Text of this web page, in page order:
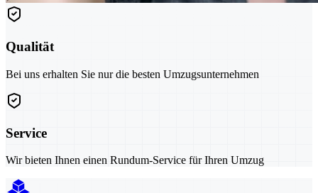
Qualität
Bei uns erhalten Sie nur die besten Umzugsunternehmen
Service
Wir bieten Ihnen einen Rundum-Service für Ihren Umzug